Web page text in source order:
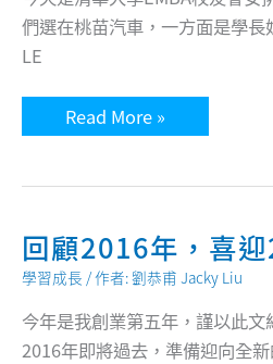
們選在桃苗汽車，一方面是學長
LE
三
個
讓
參
訪
更
有
價
值
Read More »
回顧2016年，喜
學習成長 / 作者:劉恭甫 Jacky Liu
今年是我創業第五年，謹以此文
2016年即將過去，準備迎向全